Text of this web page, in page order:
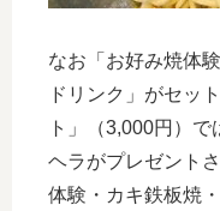
なお「お好み焼体
ドリンク」がセッ
ト」（3,000円）
ヘラがプレゼント
体験・カキ鉄板焼